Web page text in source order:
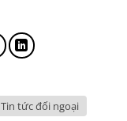
Tin tức đối ngoại